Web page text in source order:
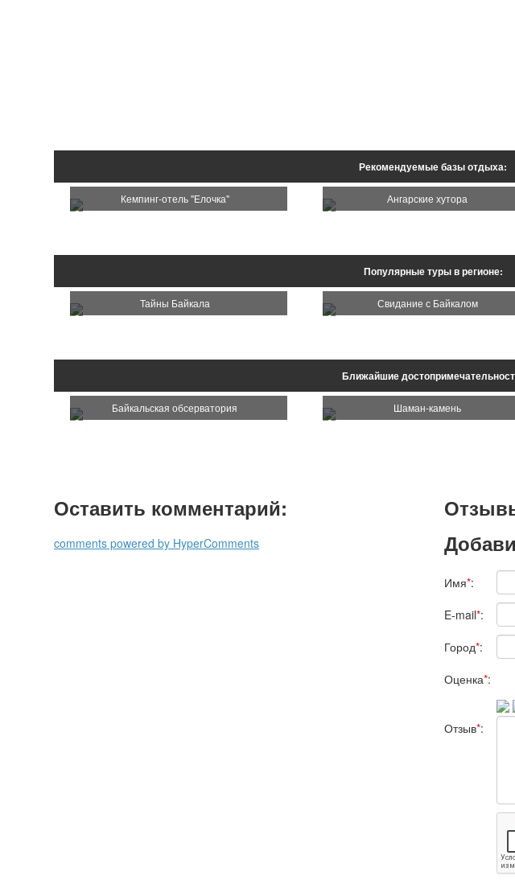
Рекомендуемые базы отдыха:
Кемпинг-отель "Елочка" Ангарские хутора
Популярные туры в регионе:
Тайны Байкала Свидание с Байкалом
Ближайшие
Байкальская обсерватория Шаман-камень
Оставить комментарий:
comments powered by HyperComments
Имя*:
E-mail*:
Город*:
Оценка*:
Отзыв*: